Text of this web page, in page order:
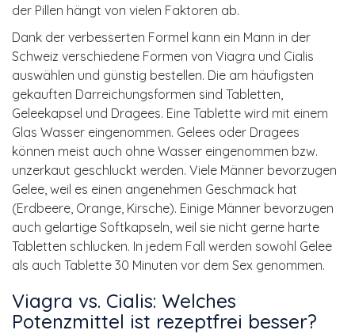
der Pillen hängt von vielen Faktoren ab.
Dank der verbesserten Formel kann ein Mann in der
Schweiz verschiedene Formen von Viagra und Cialis
auswählen und günstig bestellen. Die am häufigsten
gekauften Darreichungsformen sind Tabletten,
Geleekapsel und Dragees. Eine Tablette wird mit einem
Glas Wasser eingenommen. Gelees oder Dragees
können meist auch ohne Wasser eingenommen bzw.
unzerkaut geschluckt werden. Viele Männer bevorzugen
Gelee, weil es einen angenehmen Geschmack hat
(Erdbeere, Orange, Kirsche). Einige Männer bevorzugen
auch gelartige Softkapseln, weil sie nicht gerne harte
Tabletten schlucken. In jedem Fall werden sowohl Gelee
als auch Tablette 30 Minuten vor dem Sex genommen.
Viagra vs. Cialis: Welches
Potenzmittel ist rezeptfrei besser?